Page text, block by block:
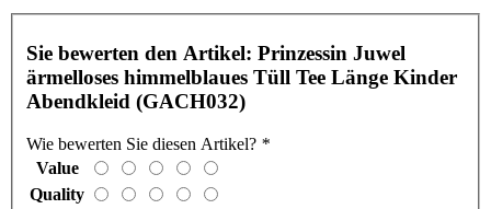
Sie bewerten den Artikel: Prinzessin Juwel
ärmelloses himmelblaues Tüll Tee Länge Kinder
Abendkleid (GACH032)
Wie bewerten Sie diesen Artikel? *
Value
Quality